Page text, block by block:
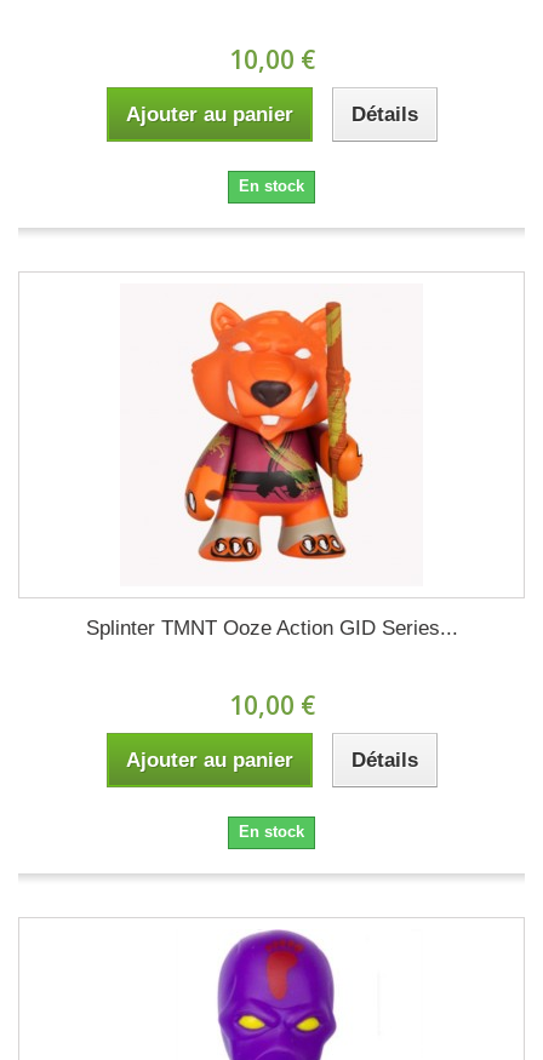
10,00 €
Ajouter au panier Détails
En stock
Splinter TMNT Ooze Action GID Series...
10,00 €
Ajouter au panier Détails
En stock